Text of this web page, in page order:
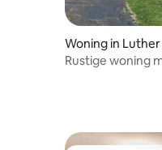
Woning in Luther
Rustige woning